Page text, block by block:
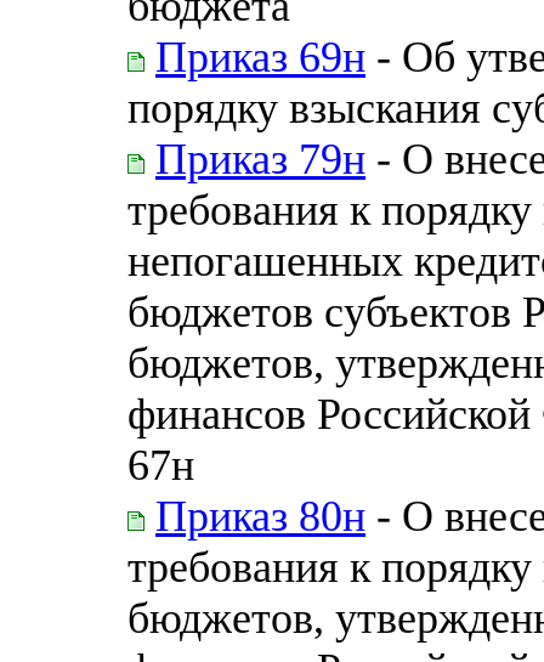
Приказ 69н - Об
порядку взыскания
Приказ 79н - О
требования к
непогашенных
бюджетов субъектов
бюджетов,
финансов
67н
Приказ 80н - О
требования к
бюджетов,